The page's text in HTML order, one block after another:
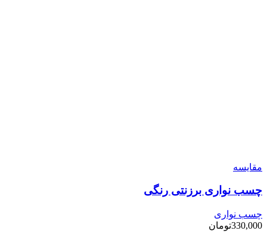
مقایسه
چسب نواری برزنتی رنگی
چسب نواری
330,000تومان